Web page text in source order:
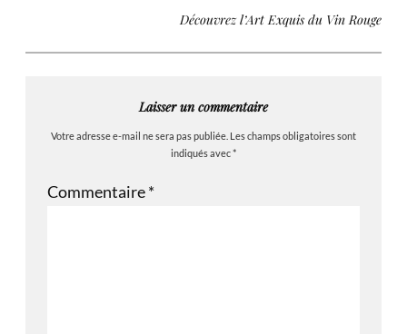
Découvrez l’Art Exquis du Vin Rouge
Laisser un commentaire
Votre adresse e-mail ne sera pas publiée. Les champs obligatoires sont
indiqués avec*
Commentaire*